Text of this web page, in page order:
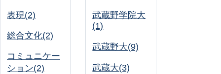
表現(2)
総合文化(2)
コミュニケー
ション(2)
武蔵野学院大
(1)
武蔵野大(9)
武蔵大(3)